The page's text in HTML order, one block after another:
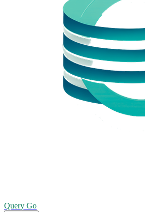
Query Go